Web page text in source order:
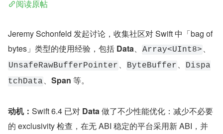
阅读原帖
Jeremy Schonfeld 发起讨论，收集社区对 Swift 中「bag of
bytes」类型的使用经验，包括 Data、 Array<UInt8> 、
UnsafeRawBufferPointer 、 ByteBuffer 、
Dispa
tchData 、 Span 等。
动机： Swift 6.4 已对 Data 做了不少性能优化：减少不必要
的 exclusivity 检查，在无 ABI 稳定的平台采用新 ABI，并